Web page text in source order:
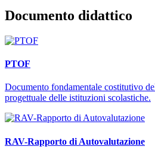
Documento didattico
PTOF
Documento fondamentale costitutivo
progettuale delle istituzioni scolastiche.
RAV-Rapporto di Autovalutazione